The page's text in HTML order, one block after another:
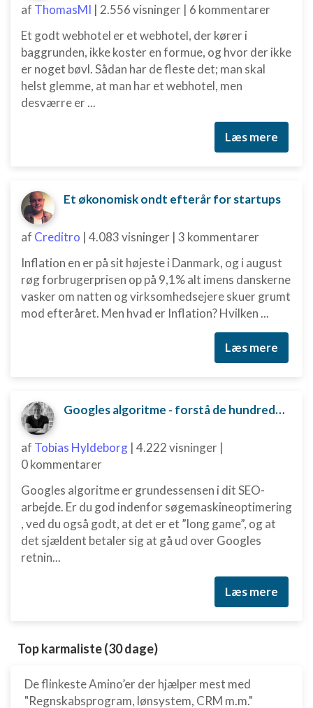
af ThomasMI | 2.556 visninger | 6 kommentarer
Et godt webhotel er et webhotel, der kører i
baggrunden, ikke koster en formue, og hvor der ikke
er noget bøvl. Sådan har de fleste det; man skal
helst glemme, at man har et webhotel, men
desværre er ...
Læs mere
Et økonomisk ondt efterår for startups
af Creditro | 4.083 visninger | 3 kommentarer
Inflation en er på sit højeste i Danmark, og i august
røg forbrugerprisen op på 9,1% alt imens danskerne
vasker om natten og virksomhedsejere skuer grumt
mod efteråret. Men hvad er Inflation? Hvilken ...
Læs mere
Googles algoritme - forstå de hundredvis af parametre bag
af Tobias Hyldeborg | 4.222 visninger |
0 kommentarer
Googles algoritme er grundessensen i dit SEO-
arbejde. Er du god indenfor søgemaskineoptimering
, ved du også godt, at det er et ”long game”, og at
det sjældent betaler sig at gå ud over Googles
retnin...
Læs mere
Top karmaliste (30 dage)
De flinkeste Amino’er der hjælper mest med
"Regnskabsprogram, lønsystem, CRM m.m."